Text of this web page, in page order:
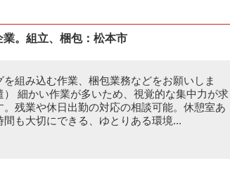
業。組立、梱包：松本市
を組み込む作業、梱包業務などをお願いしま
） 細かい作業が多いため、視覚的な集中力が求
。残業や休日出勤の対応の相談可能。休憩室あ
間も大切にできる、ゆとりある環境...